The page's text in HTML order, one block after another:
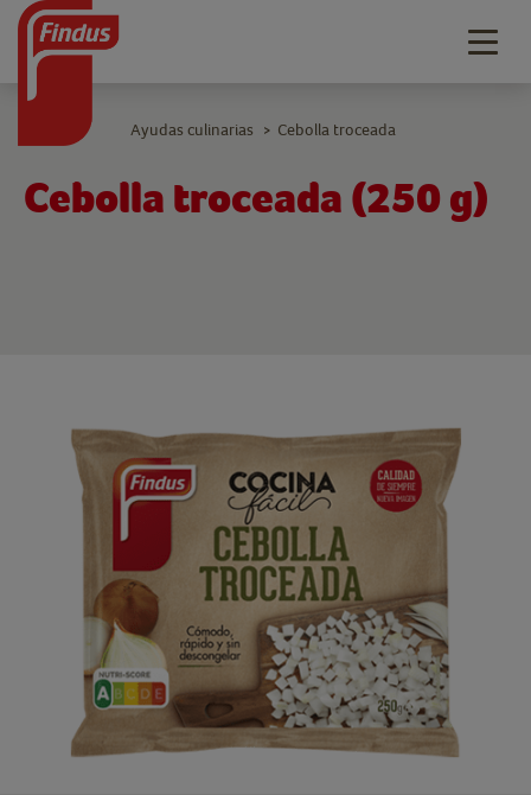
Cebolla troceada (250 g)
Ayudas culinarias > Cebolla troceada